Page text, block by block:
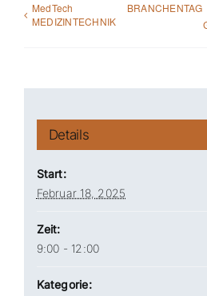
MedTech BRANCHENTAG
MEDIZINTECHNIK
Details
Start:
Februar 18, 2025
Zeit:
9:00 - 12:00
Kategorie: